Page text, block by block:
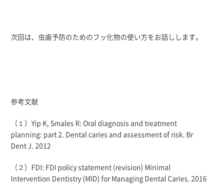
次回は、虫歯予防のためのフッ化物の使い方をお話しします。
参考文献
（１）Yip K, Smales R: Oral diagnosis and treatment
planning: part 2. Dental caries and assessment of risk. Br
Dent J. 2012
（２）FDI: FDI policy statement (revision) Minimal
Intervention Dentistry (MID) for Managing Dental Caries. 2016